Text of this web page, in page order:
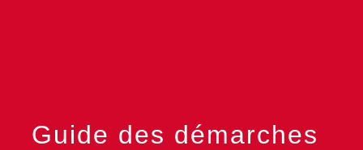
Guide des démarches